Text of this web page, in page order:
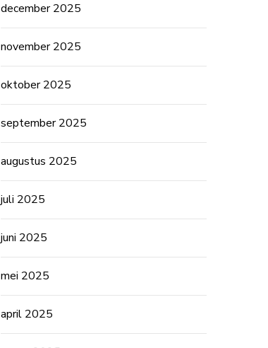
december 2025
november 2025
oktober 2025
september 2025
augustus 2025
juli 2025
juni 2025
mei 2025
april 2025